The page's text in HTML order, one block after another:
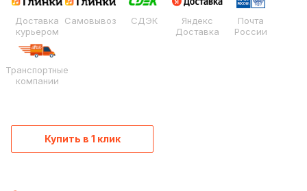
Доставка
курьером
Самовывоз СДЭК
Яндекс
Доставка
Почта
России
Транспортные
компании
Купить в 1 клик